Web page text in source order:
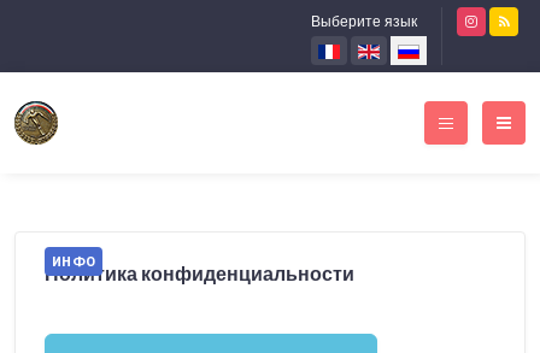
Выберите язык
ИНФО
Политика конфиденциальности